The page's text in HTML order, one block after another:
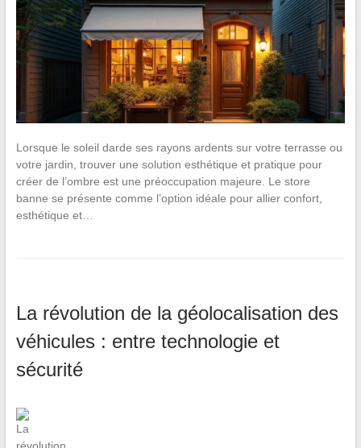
Lorsque le soleil darde ses rayons ardents sur votre terrasse ou
votre jardin, trouver une solution esthétique et pratique pour
créer de l’ombre est une préoccupation majeure. Le store
banne se présente comme l’option idéale pour allier confort,
esthétique et…
La révolution de la géolocalisation des
véhicules : entre technologie et
sécurité